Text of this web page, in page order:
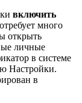
включить
много
открыть
личные
в системе
Настройки.
в